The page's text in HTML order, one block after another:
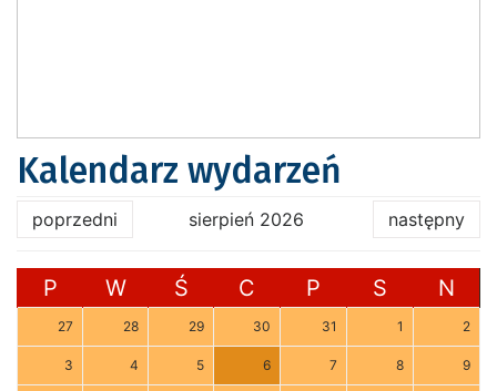
Kalendarz wydarzeń
poprzedni sierpień 2026 następny
P W Ś C P S N
27 28 29 30 31 1 2
3 4 5 6 7 8 9